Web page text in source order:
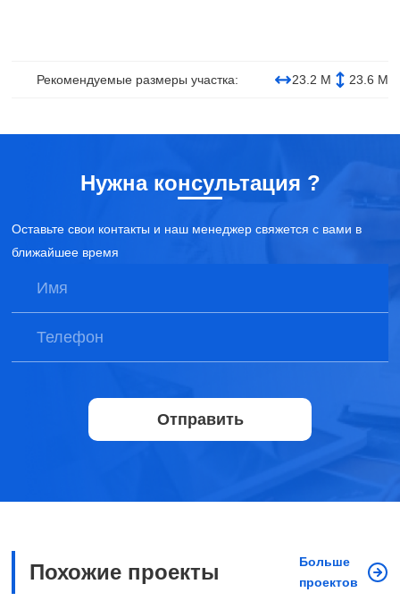
Рекомендуемые размеры участка: 23.2 М 23.6 М
Нужна консультация ?
Оставьте свои контакты и наш менеджер свяжется с вами в
ближайшее время
Отправить
Похожие проекты
Больше
проектов